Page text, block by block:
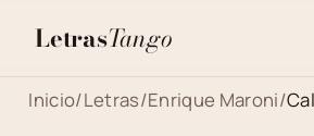
LetrasTango
Inicio/Letras/Enrique Maroni/